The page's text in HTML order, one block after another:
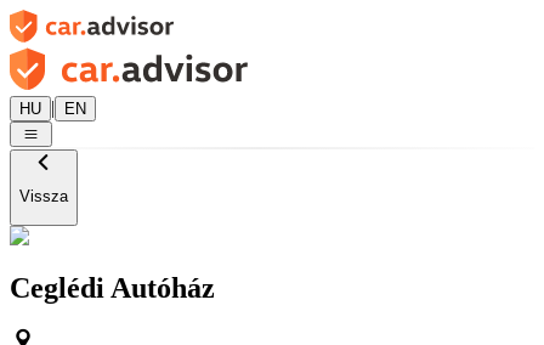
HU | EN
Vissza
Ceglédi Autóház